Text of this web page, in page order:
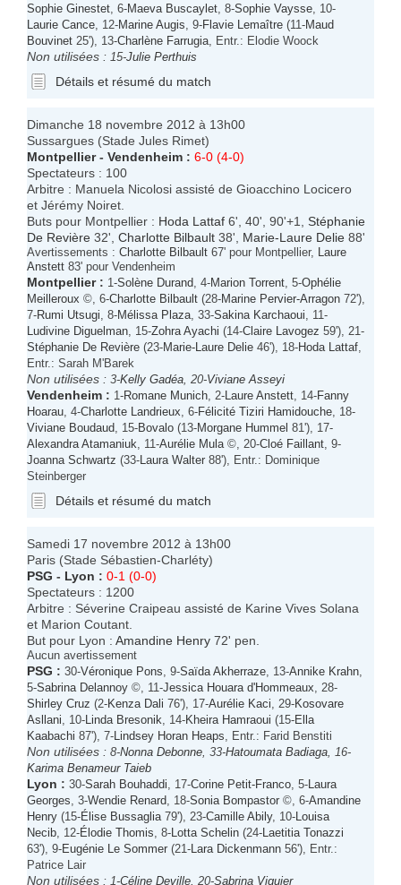
Sophie Ginestet , 6-Maeva Buscaylet , 8-Sophie Vaysse , 10-
Laurie Cance , 12-Marine Augis , 9-Flavie Lemaître (11-Maud
Bouvinet 25'), 13-Charlène Farrugia , Entr.: Elodie Woock
Non utilisées : 15-Julie Perthuis
Détails et résumé du match
Dimanche 18 novembre 2012 à 13h00
Sussargues (Stade Jules Rimet)
Montpellier- Vendenheim : 6-0 (4-0)
Spectateurs : 100
Arbitre : Manuela Nicolosi assisté de Gioacchino Locicero
et Jérémy Noiret.
Buts pour Montpellier : Hoda Lattaf 6', 40', 90'+1, Stéphanie
De Revière 32', Charlotte Bilbault 38', Marie-Laure Delie 88'
Avertissements : Charlotte Bilbault 67' pour Montpellier,
Laure
Anstett 83' pour Vendenheim
Montpellier: 1-Solène Durand , 4-Marion Torrent , 5-Ophélie
Meilleroux ©, 6-Charlotte Bilbault (28-Marine Pervier-Arragon 72'),
7-Rumi Utsugi , 8-Mélissa Plaza , 33-Sakina Karchaoui , 11-
Ludivine Diguelman , 15-Zohra Ayachi (14-Claire Lavogez 59'), 21-
Stéphanie De Revière (23-Marie-Laure Delie 46'), 18-Hoda Lattaf
Entr.: Sarah M'Barek
Non utilisées : 3-Kelly Gadéa , 20-Viviane Asseyi
Vendenheim : 1-Romane Munich , 2- Laure Anstett , 14-Fanny
Hoarau , 4-Charlotte Landrieux , 6-Félicité Tiziri Hamidouche , 18-
Viviane Boudaud , 15-Bovalo (13-Morgane Hummel 81'), 17-
Alexandra Atamaniuk , 11-Aurélie Mula ©, 20-Cloé Faillant , 9-
Joanna Schwartz (33- Laura Walter 88'), Entr.: Dominique
Steinberger
Détails et résumé du match
Samedi 17 novembre 2012 à 13h00
Paris (Stade Sébastien-Charléty)
PSG - Lyon : 0-1 (0-0)
Spectateurs : 1200
Arbitre : Séverine Craipeau assisté de Karine Vives Solana
et Marion Coutant.
But pour Lyon : Amandine Henry 72' pen.
Aucun avertissement
PSG : 30-Véronique Pons , 9-Saïda Akherraze , 13-Annike Krahn
5-Sabrina Delannoy ©, 11-Jessica Houara d'Hommeaux , 28-
Shirley Cruz (2-Kenza Dali 76'), 17-Aurélie Kaci , 29-Kosovare
Asllani , 10- Linda Bresonik , 14-Kheira Hamraoui (15-Ella
Kaabachi 87'), 7- Lindsey Horan Heaps , Entr.: Farid Benstiti
Non utilisées : 8-Nonna Debonne , 33-Hatoumata Badiaga , 16-
Karima Benameur Taieb
Lyon : 30-Sarah Bouhaddi , 17-Corine Petit-Franco , 5- Laura
Georges , 3-Wendie Renard , 18-Sonia Bompastor ©, 6-Amandine
Henry (15-Élise Bussaglia 79'), 23-Camille Abily, 10- Louisa
Necib , 12-Élodie Thomis , 8- Lotta Schelin (24- Laetitia Tonazzi
63'), 9-Eugénie Le Sommer (21- Lara Dickenmann 56'), Entr.:
Patrice Lair
Non utilisées : 1-Céline Deville , 20-Sabrina Viguier